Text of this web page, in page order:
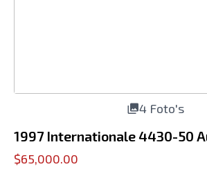
4 Foto's
1997 Internationale 4430-50
$65,000.00